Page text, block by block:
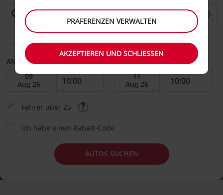
ANFANGSDATUM
Fahrer über 25
Ich habe einen Rabatt-Code
AUTOS SUCHEN
PRÄFERENZEN VERWALTEN
AKZEPTIEREN UND SCHLIESSEN